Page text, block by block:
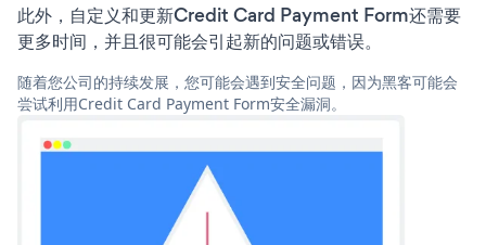
此外，自定义和更新Credit Card Payment Form还需要
更多时间，并且很可能会引起新的问题或错误。
随着您公司的持续发展，您可能会遇到安全问题，因为黑客可能会
尝试利用Credit Card Payment Form安全漏洞。